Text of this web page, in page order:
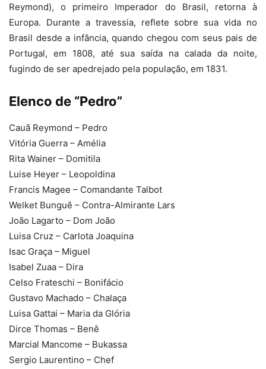
Reymond), o primeiro Imperador do Brasil, retorna à
Europa. Durante a travessia, reflete sobre sua vida no
Brasil desde a infância, quando chegou com seus pais de
Portugal, em 1808, até sua saída na calada da noite,
fugindo de ser apedrejado pela população, em 1831.
Elenco de “Pedro”
Cauã Reymond – Pedro
Vitória Guerra – Amélia
Rita Wainer – Domitila
Luise Heyer – Leopoldina
Francis Magee – Comandante Talbot
Welket Bunguê – Contra-Almirante Lars
João Lagarto – Dom João
Luisa Cruz – Carlota Joaquina
Isac Graça – Miguel
Isabel Zuaa – Dira
Celso Frateschi – Bonifácio
Gustavo Machado – Chalaça
Luisa Gattai – Maria da Glória
Dirce Thomas – Benê
Marcial Mancome – Bukassa
Sergio Laurentino – Chef